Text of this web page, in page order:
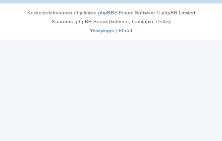
Keskustelufoorumin ohjelmisto phpBB® Forum Software © phpBB Limited
Käännös: phpBB Suomi (lurttinen, harritapio, Pettis)
Yksityisyys | Ehdot